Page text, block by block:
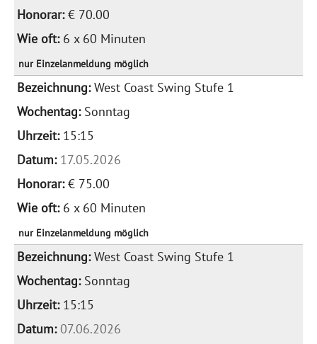
€ 70.00
6 x 60 Minuten
nur Einzelanmeldung möglich
West Coast Swing Stufe 1
Sonntag
15:15
17.05.2026
€ 75.00
6 x 60 Minuten
nur Einzelanmeldung möglich
West Coast Swing Stufe 1
Sonntag
15:15
07.06.2026